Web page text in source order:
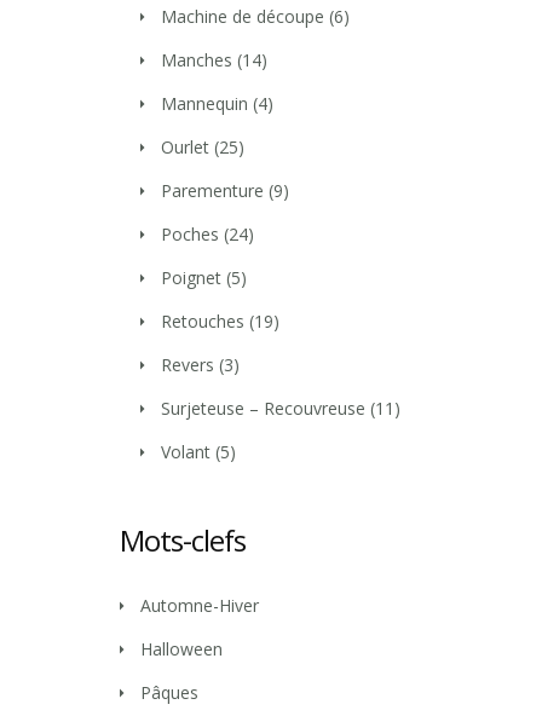
Machine de découpe (6)
Manches (14)
Mannequin (4)
Ourlet (25)
Parementure (9)
Poches (24)
Poignet (5)
Retouches (19)
Revers (3)
Surjeteuse – Recouvreuse (11)
Volant (5)
Mots-clefs
Automne-Hiver
Halloween
Pâques